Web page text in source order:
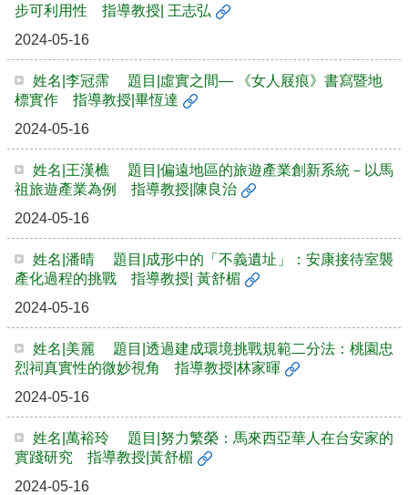
步可利用性 指導教授| 王志弘
2024-05-16
姓名|李冠霈 題目|虛實之間— 《女人屐痕》書寫暨地
標實作 指導教授|畢恆達
2024-05-16
姓名|王漢樵 題目|偏遠地區的旅遊產業創新系統－以馬
祖旅遊產業為例 指導教授|陳良治
2024-05-16
姓名|潘晴 題目|成形中的「不義遺址」：安康接待室襲
產化過程的挑戰 指導教授| 黃舒楣
2024-05-16
姓名|美麗 題目|透過建成環境挑戰規範二分法：桃園忠
烈祠真實性的微妙視角 指導教授|林家暉
2024-05-16
姓名|萬裕玲 題目|努力繁榮：馬來西亞華人在台安家的
實踐研究 指導教授|黃舒楣
2024-05-16